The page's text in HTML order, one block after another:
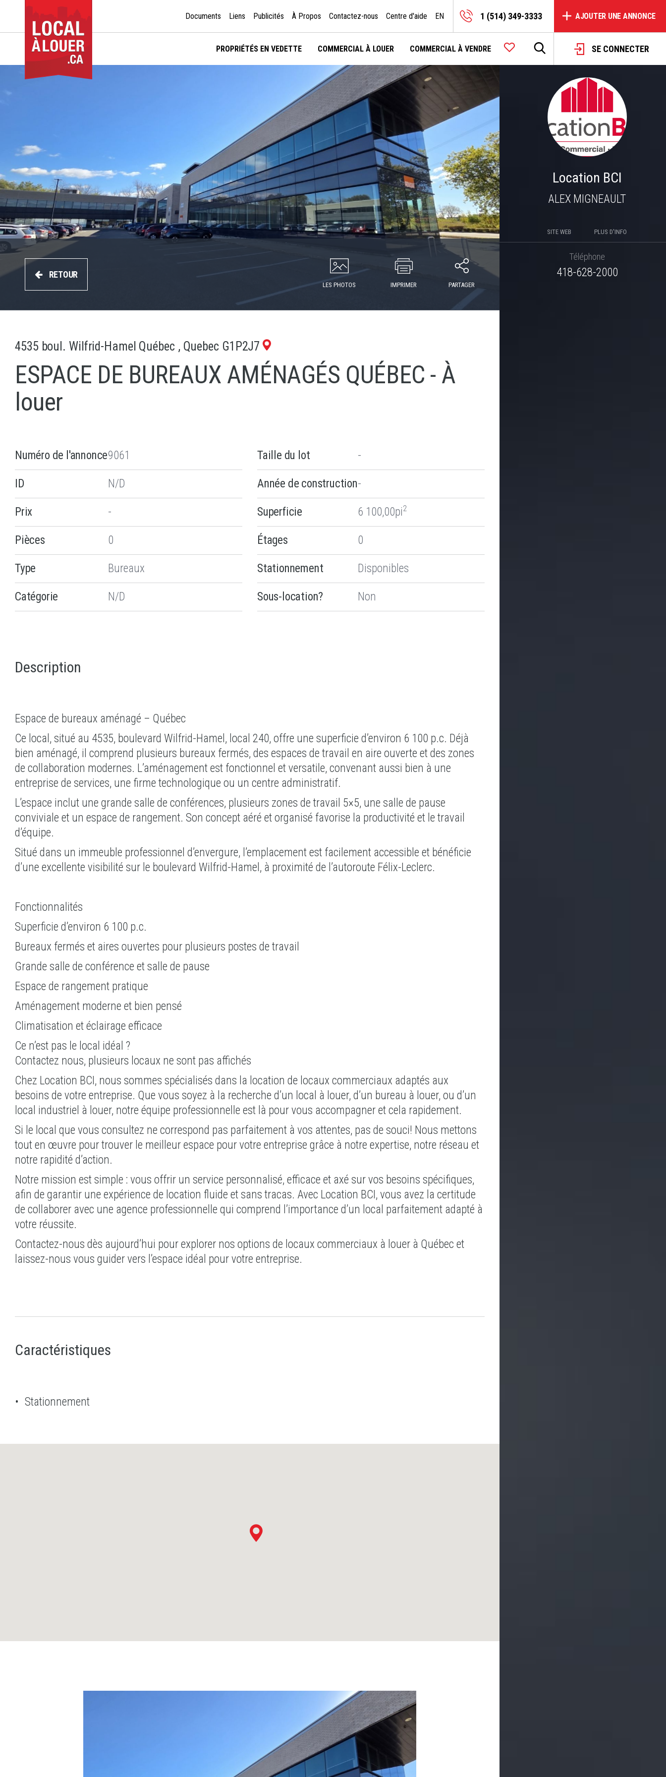
Documents Liens Publicités À Propos Contactez-nous Centre d'aide EN 1 (514) 349-3333 AJOUTER UNE ANNONCE
PROPRIÉTÉS EN VEDETTE COMMERCIAL À LOUER COMMERCIAL À VENDRE SE CONNECTER
RETOUR
LES PHOTOS IMPRIMER PARTAGER
4535 boul. Wilfrid-Hamel Québec , Quebec G1P2J7
ESPACE DE BUREAUX AMÉNAGÉS QUÉBEC - À
louer
Numéro de l'annonce9061
ID N/D
Prix -
Pièces 0
Type Bureaux
Catégorie N/D
Taille du lot -
Année de construction-
Superficie 6 100,00pi2
Étages 0
Stationnement Disponibles
Sous-location? Non
Description
Espace de bureaux aménagé – Québec
Ce local, situé au 4535, boulevard Wilfrid-Hamel, local 240, offre une superficie d’environ 6 100 p.c. Déjà
bien aménagé, il comprend plusieurs bureaux fermés, des espaces de travail en aire ouverte et des zones
de collaboration modernes. L’aménagement est fonctionnel et versatile, convenant aussi bien à une
entreprise de services, une firme technologique ou un centre administratif.
L’espace inclut une grande salle de conférences, plusieurs zones de travail 5×5, une salle de pause
conviviale et un espace de rangement. Son concept aéré et organisé favorise la productivité et le travail
d’équipe.
Situé dans un immeuble professionnel d’envergure, l’emplacement est facilement accessible et bénéficie
d’une excellente visibilité sur le boulevard Wilfrid-Hamel, à proximité de l’autoroute Félix-Leclerc.
Fonctionnalités
Superficie d’environ 6 100 p.c.
Bureaux fermés et aires ouvertes pour plusieurs postes de travail
Grande salle de conférence et salle de pause
Espace de rangement pratique
Aménagement moderne et bien pensé
Climatisation et éclairage efficace
Ce n’est pas le local idéal ?
Contactez nous, plusieurs locaux ne sont pas affichés
Chez Location BCI, nous sommes spécialisés dans la location de locaux commerciaux adaptés aux
besoins de votre entreprise. Que vous soyez à la recherche d’un local à louer, d’un bureau à louer, ou d’un
local industriel à louer, notre équipe professionnelle est là pour vous accompagner et cela rapidement.
Si le local que vous consultez ne correspond pas parfaitement à vos attentes, pas de souci! Nous mettons
tout en œuvre pour trouver le meilleur espace pour votre entreprise grâce à notre expertise, notre réseau et
notre rapidité d’action.
Notre mission est simple : vous offrir un service personnalisé, efficace et axé sur vos besoins spécifiques,
afin de garantir une expérience de location fluide et sans tracas. Avec Location BCI, vous avez la certitude
de collaborer avec une agence professionnelle qui comprend l’importance d’un local parfaitement adapté à
votre réussite.
Contactez-nous dès aujourd’hui pour explorer nos options de locaux commerciaux à louer à Québec et
laissez-nous vous guider vers l’espace idéal pour votre entreprise.
Caractéristiques
Stationnement
Location BCI
ALEX MIGNEAULT
SITE WEB PLUS D'INFO
Téléphone
418-628-2000